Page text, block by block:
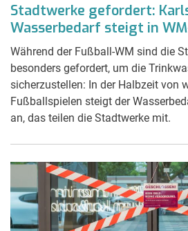
Stadtwerke gefordert:
Wasserbedarf steigt in
Während der Fußball-WM sind die
besonders gefordert, um die
sicherzustellen: In der Halbzeit von
Fußballspielen steigt der
an, das teilen die Stadtwerke mit.